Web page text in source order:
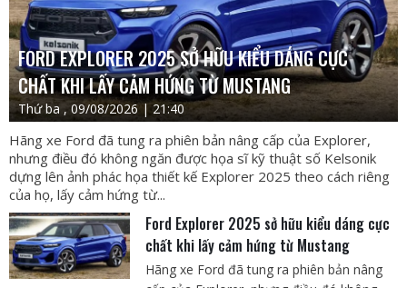
FORD EXPLORER 2025 SỞ HỮU KIỂU DÁNG CỰC
CHẤT KHI LẤY CẢM HỨNG TỪ MUSTANG
Thứ ba , 09/08/2026 | 21:40
Hãng xe Ford đã tung ra phiên bản nâng cấp của Explorer,
nhưng điều đó không ngăn được họa sĩ kỹ thuật số Kelsonik
dựng lên ảnh phác họa thiết kế Explorer 2025 theo cách riêng
của họ, lấy cảm hứng từ...
Ford Explorer 2025 sở hữu kiểu dáng cực
chất khi lấy cảm hứng từ Mustang
Hãng xe Ford đã tung ra phiên bản nâng